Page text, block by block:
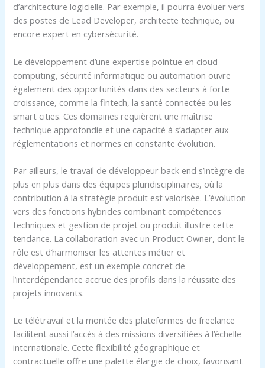
d’architecture logicielle. Par exemple, il pourra évoluer vers
des postes de Lead Developer, architecte technique, ou
encore expert en cybersécurité.
Le développement d’une expertise pointue en cloud
computing, sécurité informatique ou automation ouvre
également des opportunités dans des secteurs à forte
croissance, comme la fintech, la santé connectée ou les
smart cities. Ces domaines requièrent une maîtrise
technique approfondie et une capacité à s’adapter aux
réglementations et normes en constante évolution.
Par ailleurs, le travail de développeur back end s’intègre de
plus en plus dans des équipes pluridisciplinaires, où la
contribution à la stratégie produit est valorisée. L’évolution
vers des fonctions hybrides combinant compétences
techniques et gestion de projet ou produit illustre cette
tendance. La collaboration avec un Product Owner, dont le
rôle est d’harmoniser les attentes métier et
développement, est un exemple concret de
l’interdépendance accrue des profils dans la réussite des
projets innovants.
Le télétravail et la montée des plateformes de freelance
facilitent aussi l’accès à des missions diversifiées à l’échelle
internationale. Cette flexibilité géographique et
contractuelle offre une palette élargie de choix, favorisant